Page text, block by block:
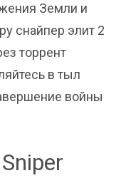
Земли и
снайпер элит 2
торрент
в тыл
войны